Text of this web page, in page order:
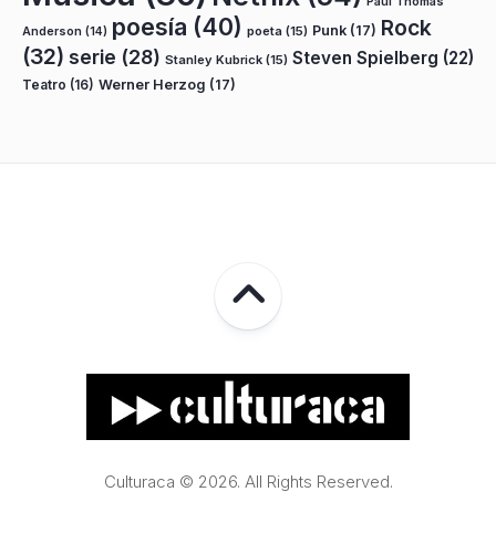
Anderson (14) poesía (40) poeta (15) Punk (17) Rock
(32) serie (28) Stanley Kubrick (15) Steven Spielberg (22)
Teatro (16) Werner Herzog (17)
Culturaca © 2026. All Rights Reserved.